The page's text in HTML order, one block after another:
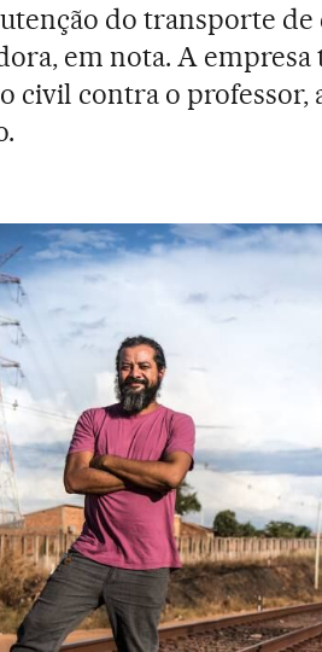
do transporte de
em nota. A
civil contra o professor,